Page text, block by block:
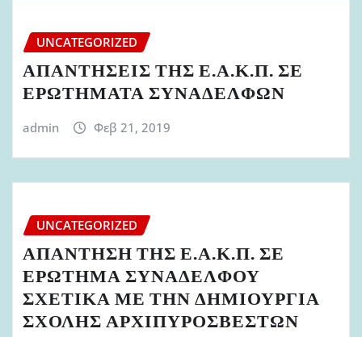
UNCATEGORIZED
ΑΠΑΝΤΗΣΕΙΣ ΤΗΣ Ε.Α.Κ.Π. ΣΕ
ΕΡΩΤΗΜΑΤΑ ΣΥΝΑΔΕΛΦΩΝ
admin Φεβ 21, 2019
UNCATEGORIZED
ΑΠΑΝΤΗΣΗ ΤΗΣ Ε.Α.Κ.Π. ΣΕ
ΕΡΩΤΗΜΑ ΣΥΝΑΔΕΛΦΟΥ
ΣΧΕΤΙΚΑ ΜΕ ΤΗΝ ΔΗΜΙΟΥΡΓΙΑ
ΣΧΟΛΗΣ ΑΡΧΙΠΥΡΟΣΒΕΣΤΩΝ